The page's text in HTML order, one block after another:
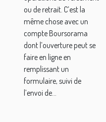
ou de retrait. C’est la
même chose avec un
compte Boursorama
dont l’ouverture peut se
faire en ligne en
remplissant un
formulaire, suivi de
l’envoi de...